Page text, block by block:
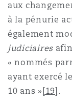
aux
à la pénurie
également
judiciaires
« nommés
ayant exercé
10 ans » [19] .